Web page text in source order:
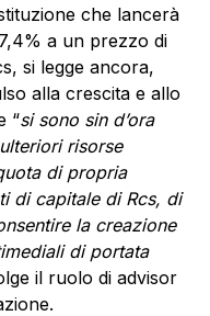
che lancerà
a un prezzo di
si legge ancora,
alla crescita e allo
“si sono sin d’ora
risorse
di propria
di capitale di Rcs, di
la creazione
di portata
il ruolo di advisor